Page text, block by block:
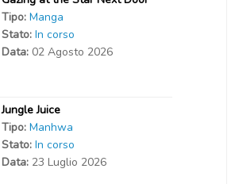
Tipo: Manga
Stato: In corso
Data: 02 Agosto 2026
Jungle Juice
Tipo: Manhwa
Stato: In corso
Data: 23 Luglio 2026